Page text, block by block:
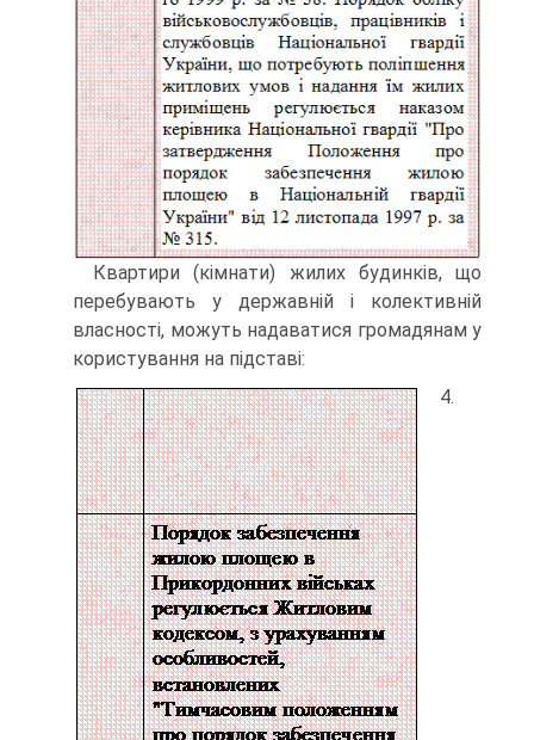
Квартири (кімнати) жилих будинків, що
перебувають у державній і колектив­ній
власності, можуть надаватися громадянам у
користування на підставі:
4.